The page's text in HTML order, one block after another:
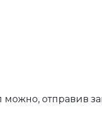
можно, отправив